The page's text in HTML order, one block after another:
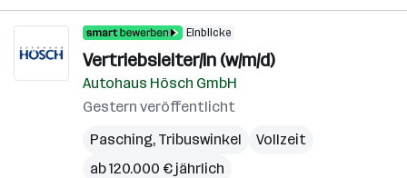
Einblicke
Vertriebsleiter/in (w/m/d)
Autohaus Hösch GmbH
Gestern veröffentlicht
Pasching, Tribuswinkel
Vollzeit
ab 120.000 € jährlich